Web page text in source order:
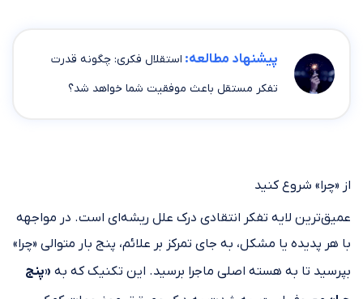
پیشنهاد مطالعه: استقلال فکری: چگونه قدرت
تفکر مستقل باعث موفقیت شما خواهد شد؟
از «چرا» شروع کنید
عمیق‌ترین لایه تفکر انتقادی درک علل ریشه‌ای است. در مواجهه
با هر پدیده یا مشکل، به جای تمرکز بر علائم، پنج بار متوالی «چرا»
بپرسید تا به هسته اصلی ماجرا برسید. این تکنیک که به «پنج